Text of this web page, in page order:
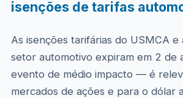
isenções de tarifas
As isenções tarifárias do USMCA e
setor automotivo expiram em 2 de
evento de médio impacto — é
mercados de ações e para o dólar